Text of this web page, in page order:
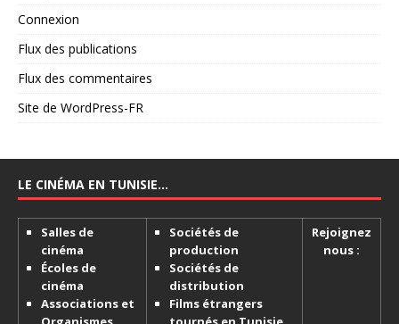
Connexion
Flux des publications
Flux des commentaires
Site de WordPress-FR
LE CINÉMA EN TUNISIE…
Salles de
cinéma
Écoles de
cinéma
Associations et
Sociétés de
production
Sociétés de
distribution
Films étrangers
Rejoignez
nous :